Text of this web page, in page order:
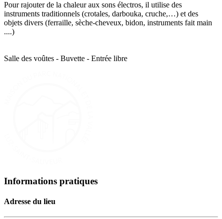
Pour rajouter de la chaleur aux sons électros, il utilise des
instruments traditionnels (crotales, darbouka, cruche,…) et des
objets divers (ferraille, sèche-cheveux, bidon, instruments fait main
....)
Salle des voûtes - Buvette - Entrée libre
Informations pratiques
Adresse du lieu